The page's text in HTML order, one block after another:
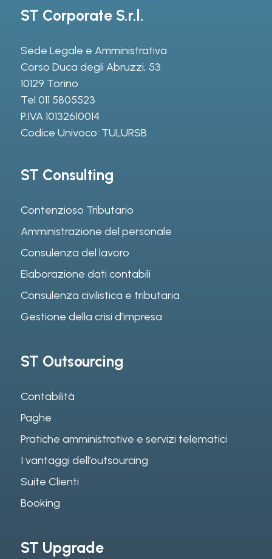
ST Corporate S.r.l.
Sede Legale e Amministrativa
Corso Duca degli Abruzzi, 53
10129 Torino
Tel 011 5805523
P.IVA 10132610014
Codice Univoco: TULURSB
ST Consulting
Contenzioso Tributario
Amministrazione del personale
Consulenza del lavoro
Elaborazione dati contabili
Consulenza civilistica e tributaria
Gestione della crisi d’impresa
ST Outsourcing
Contabilità
Paghe
Pratiche amministrative e servizi telematici
I vantaggi dell’outsourcing
Suite Clienti
Booking
ST Upgrade